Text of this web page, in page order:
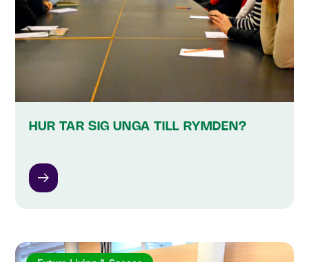
HUR TAR SIG UNGA TILL RYMDEN?